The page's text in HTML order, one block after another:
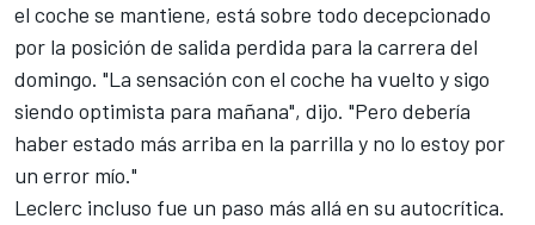
el coche se mantiene, está sobre todo decepcionado
por la posición de salida perdida para la carrera del
domingo. "La sensación con el coche ha vuelto y sigo
siendo optimista para mañana", dijo. "Pero debería
haber estado más arriba en la parrilla y no lo estoy por
un error mío."
Leclerc incluso fue un paso más allá en su autocrítica.